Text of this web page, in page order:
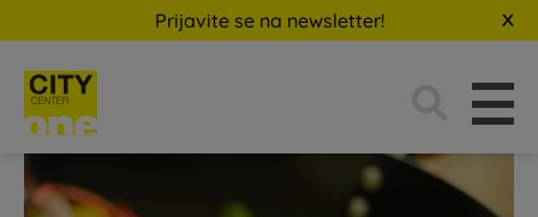
Prijavite se na newsletter!